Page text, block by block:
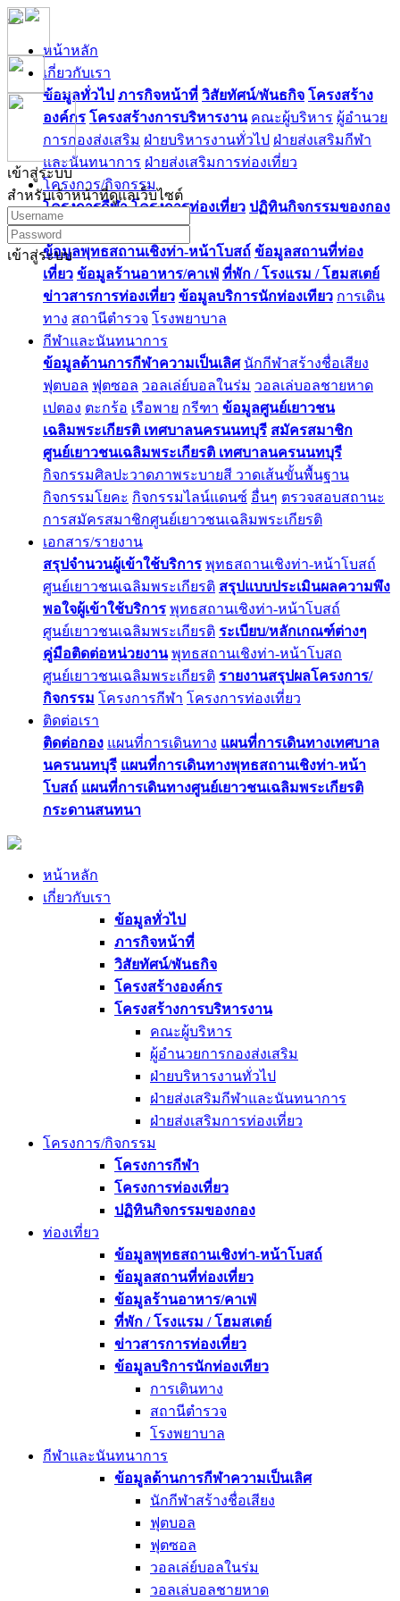
เข้าสู่ระบบ
สำหรับเจ้าหน้าที่ดูแลเว็บไซต์
เข้าสู่ระบบ
หน้าหลัก
เกี่ยวกับเรา
ข้อมูลทั่วไป ภารกิจหน้าที่ วิสัยทัศน์/พันธกิจ โครงสร้าง
องค์กร โครงสร้างการบริหารงาน คณะผู้บริหาร ผู้อำนวย
การกองส่งเสริม ฝ่ายบริหารงานทั่วไป ฝ่ายส่งเสริมกีฬา
และนันทนาการ ฝ่ายส่งเสริมการท่องเที่ยว
โครงการ/กิจกรรม
โครงการกีฬา โครงการท่องเที่ยว ปฏิทินกิจกรรมของกอง
ท่องเที่ยว
ข้อมูลพุทธสถานเชิงท่า-หน้าโบสถ์ ข้อมูลสถานที่ท่อง
เที่ยว ข้อมูลร้านอาหาร/คาเฟ่ ที่พัก / โรงแรม / โฮมสเตย์
ข่าวสารการท่องเที่ยว ข้อมูลบริการนักท่องเทียว การเดิน
ทาง สถานีตำรวจ โรงพยาบาล
กีฬาและนันทนาการ
ข้อมูลด้านการกีฬาความเป็นเลิศ นักกีฬาสร้างชื่อเสียง
ฟุตบอล ฟุตซอล วอลเล่ย์บอลในร่ม วอลเล่บอลชายหาด
เปตอง ตะกร้อ เรือพาย กรีฑา ข้อมูลศูนย์เยาวชน
เฉลิมพระเกียรติ เทศบาลนครนนทบุรี สมัครสมาชิก
ศูนย์เยาวชนเฉลิมพระเกียรติ เทศบาลนครนนทบุรี
กิจกรรมศิลปะวาดภาพระบายสี วาดเส้นขั้นพื้นฐาน
กิจกรรมโยคะ กิจกรรมไลน์แดนซ์ อื่นๆ ตรวจสอบสถานะ
การสมัครสมาชิกศูนย์เยาวชนเฉลิมพระเกียรติ
เอกสาร/รายงาน
สรุปจำนวนผู้เข้าใช้บริการ พุทธสถานเชิงท่า-หน้าโบสถ์
ศูนย์เยาวชนเฉลิมพระเกียรติ สรุปแบบประเมินผลความพึง
พอใจผู้เข้าใช้บริการ พุทธสถานเชิงท่า-หน้าโบสถ์
ศูนย์เยาวชนเฉลิมพระเกียรติ ระเบียบ/หลักเกณฑ์ต่างๆ
คู่มือติดต่อหน่วยงาน พุทธสถานเชิงท่า-หน้าโบสถ
ศูนย์เยาวชนเฉลิมพระเกียรติ รายงานสรุปผลโครงการ/
กิจกรรม โครงการกีฬา โครงการท่องเที่ยว
ติดต่อเรา
ติดต่อกอง แผนที่การเดินทาง แผนที่การเดินทางเทศบาล
นครนนทบุรี แผนที่การเดินทางพุทธสถานเชิงท่า-หน้า
โบสถ์ แผนที่การเดินทางศูนย์เยาวชนเฉลิมพระเกียรติ
กระดานสนทนา
หน้าหลัก
เกี่ยวกับเรา
ข้อมูลทั่วไป
ภารกิจหน้าที่
วิสัยทัศน์/พันธกิจ
โครงสร้างองค์กร
โครงสร้างการบริหารงาน
คณะผู้บริหาร
ผู้อำนวยการกองส่งเสริม
ฝ่ายบริหารงานทั่วไป
ฝ่ายส่งเสริมกีฬาและนันทนาการ
ฝ่ายส่งเสริมการท่องเที่ยว
โครงการ/กิจกรรม
โครงการกีฬา
โครงการท่องเที่ยว
ปฏิทินกิจกรรมของกอง
ท่องเที่ยว
ข้อมูลพุทธสถานเชิงท่า-หน้าโบสถ์
ข้อมูลสถานที่ท่องเที่ยว
ข้อมูลร้านอาหาร/คาเฟ่
ที่พัก / โรงแรม / โฮมสเตย์
ข่าวสารการท่องเที่ยว
ข้อมูลบริการนักท่องเทียว
การเดินทาง
สถานีตำรวจ
โรงพยาบาล
กีฬาและนันทนาการ
ข้อมูลด้านการกีฬาความเป็นเลิศ
นักกีฬาสร้างชื่อเสียง
ฟุตบอล
ฟุตซอล
วอลเล่ย์บอลในร่ม
วอลเล่บอลชายหาด